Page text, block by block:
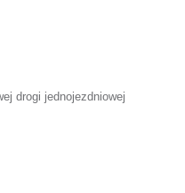
drogi jednojezdniowej